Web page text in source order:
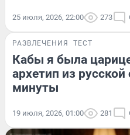
25 июля, 2026, 22:00 273
РАЗВЛЕЧЕНИЯ ТЕСТ
Кабы я была
архетип из русской
минуты
19 июля, 2026, 01:00 281